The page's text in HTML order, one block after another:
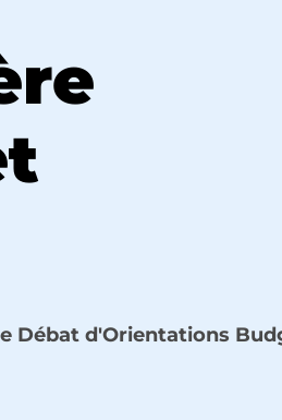
Débat d'Orientations